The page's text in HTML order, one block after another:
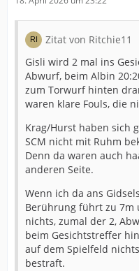
Zitat von Ritchie11
Gisli wird 2 mal ins
Abwurf, beim Albin
zum Torwurf hinten
waren klare Fouls, die
Krag/Hurst haben sich
SCM nicht mit Ruhm
Denn da waren auch
anderen Seite.
Wenn ich da ans
Berührung führt zu 7m
nichts, zumal der 2,
beim Gesichtstreffer
auf dem Spielfeld
bestraft.